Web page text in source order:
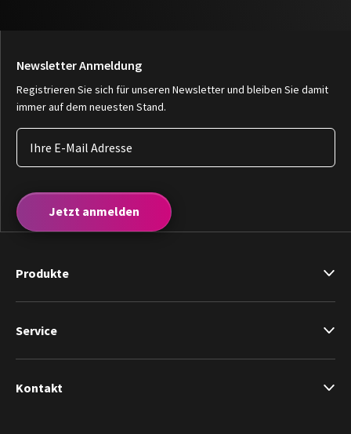
Newsletter Anmeldung
Registrieren Sie sich für unseren Newsletter und bleiben Sie damit
immer auf dem neuesten Stand.
Jetzt anmelden
Produkte
Service
Kontakt